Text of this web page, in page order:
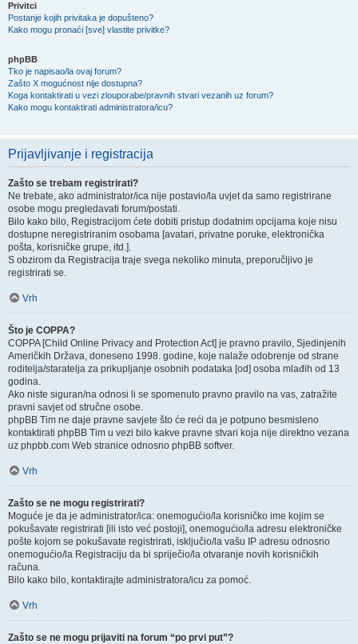
Privitci
Postanje kojih privitaka je dopušteno?
Kako mogu pronaći [sve] vlastite privitke?
phpBB
Tko je napisao/la ovaj forum?
Zašto X mogućnost nije dostupna?
Koga kontaktirati u vezi zlouporabe/pravnih stvari vezanih uz forum?
Kako mogu kontaktirati administratora/icu?
Prijavljivanje i registracija
Zašto se trebam registrirati?
Ne trebate, ako administrator/ica nije postavio/la uvjet da samo registrirane
osobe mogu pregledavati forum/postati.
Bilo kako bilo, Registracijom ćete dobiti pristup dodatnim opcijama koje nisu
dostupne neregistriranim osobama [avatari, privatne poruke, elektronička
pošta, korisničke grupe, itd.].
S obzirom da Registracija traje svega nekoliko minuta, preporučljivo je
registrirati se.
Vrh
Što je COPPA?
COPPA [Child Online Privacy and Protection Act] je pravno pravilo, Sjedinjenih
Američkih Država, doneseno 1998. godine, koje nalaže odobrenje od strane
roditelja/staratelja za prikupljanje osobnih podataka [od] osoba mlađih od 13
godina.
Ako niste siguran/na odnosi li se spomenuto pravno pravilo na vas, zatražite
pravni savjet od stručne osobe.
phpBB Tim ne daje pravne savjete što će reći da je potpuno besmisleno
kontaktirati phpBB Tim u vezi bilo kakve pravne stvari koja nije direktno vezana
uz phpbb.com Web stranice odnosno phpBB softver.
Vrh
Zašto se ne mogu registrirati?
Moguće je da je administrator/ica: onemogućio/la korisničko ime kojim se
pokušavate registrirati [ili isto već postoji], onemogućio/la adresu elektroničke
pošte kojom se pokušavate registrirati, isključio/la vašu IP adresu odnosno
onemogućio/la Registraciju da bi spriječio/la otvaranje novih korisničkih
računa.
Bilo kako bilo, kontaktirajte administratora/icu za pomoć.
Vrh
Zašto se ne mogu prijaviti na forum “po prvi put”?